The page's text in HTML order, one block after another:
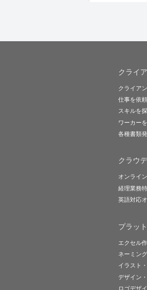
クライ
クライア
仕事を依
スキルを
ワーカー
各種書類
クラウ
オンライ
経理業務
英語対応
プラッ
エクセル
ネーミング
イラスト
デザイン
ロゴデザ